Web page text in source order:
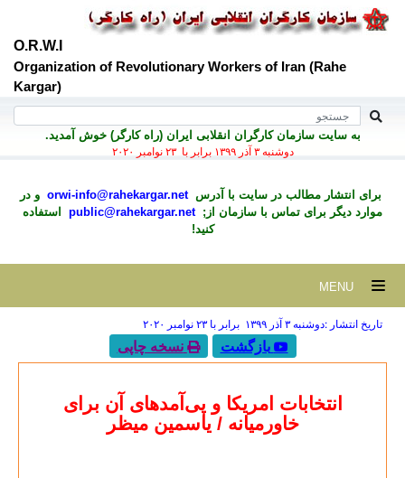
O.R.W.I
Organization of Revolutionary Workers of Iran (Rahe
Kargar)
به سايت سازمان کارگران انقلابی ايران (راه کارگر) خوش آمديد.
دوشنبه ۳ آذر ۱۳۹۹ برابر با ۲۳ نوامبر ۲۰۲۰
برای انتشار مطالب در سايت با آدرسorwi-info@rahekargar.net و در
موارد ديگر برای تماس با سازمان از;public@rahekargar.net
استفاده
کنید!
تاریخ انتشار :دوشنبه ۳ آذر ۱۳۹۹ برابر با ۲۳ نوامبر ۲۰۲۰
بازگشت نسخه چاپی
انتخابات امریکا و پی‌آمدهای آن برای
خاورمیانه / یاسمین میظر